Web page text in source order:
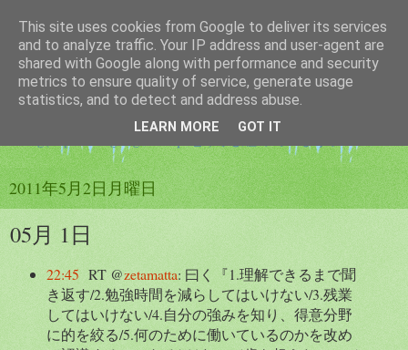
つぶやき帳
twitterのつぶやきを纏める為のブログです。サービスは
twtr2src を使用しています。ブログのつぶやきは
2011年5月2日月曜日
05月 1日
22:45 RT @zetamatta: 曰く『1.理解できるまで聞
き返す/2.勉強時間を減らしてはいけない/3.残業
してはいけない/4.自分の強みを知り、得意分野
に的を絞る/5.何のために働いているのかを改め
This site uses cookies from Google to deliver its services
and to analyze traffic. Your IP address and user-agent are
shared with Google along with performance and security
metrics to ensure quality of service, generate usage
statistics, and to detect and address abuse.
LEARN MORE GOT IT